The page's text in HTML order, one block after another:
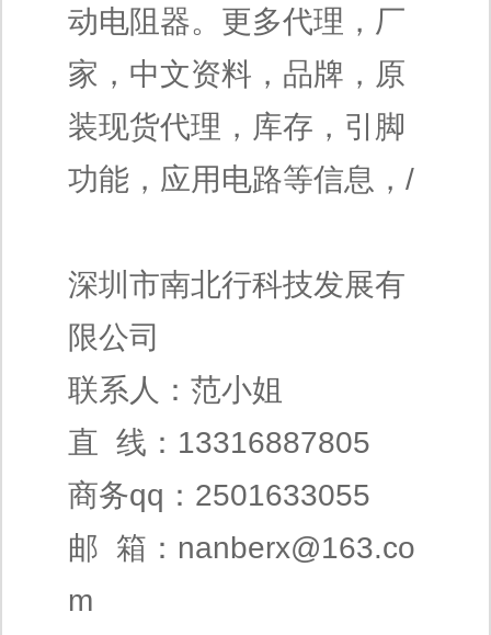
动电阻器。更多代理，厂
家，中文资料，品牌，原
装现货代理，库存，引脚
功能，应用电路等信息，/
深圳市南北行科技发展有
限公司
联系人：范小姐
直 线：13316887805
商务qq：2501633055
邮 箱： nanberx@163.co
m